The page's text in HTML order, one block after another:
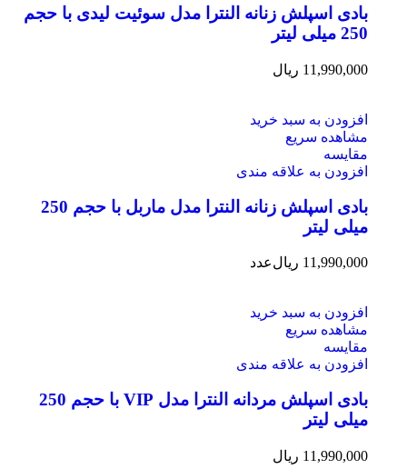
بادی اسپلش زنانه النترا مدل سوئیت لیدی با حجم
250 میلی لیتر
11,990,000 ریال
افزودن به سبد خرید
مشاهده سریع
مقایسه
افزودن به علاقه مندی
بادی اسپلش زنانه النترا مدل ماربل با حجم 250
میلی لیتر
11,990,000 ریالعدد
افزودن به سبد خرید
مشاهده سریع
مقایسه
افزودن به علاقه مندی
بادی اسپلش مردانه النترا مدل VIP با حجم 250
میلی لیتر
11,990,000 ریال